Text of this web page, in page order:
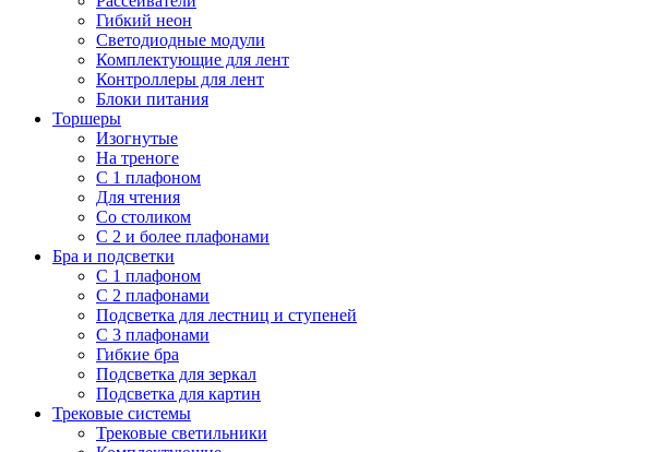
Гибкий неон
Светодиодные модули
Комплектующие для лент
Контроллеры для лент
Блоки питания
Торшеры
Изогнутые
На треноге
С 1 плафоном
Для чтения
Со столиком
С 2 и более плафонами
Бра и подсветки
С 1 плафоном
С 2 плафонами
Подсветка для лестниц и ступеней
С 3 плафонами
Гибкие бра
Подсветка для зеркал
Подсветка для картин
Трековые системы
Трековые светильники